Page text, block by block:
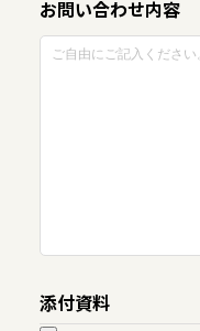
お問い合わせ内容
添付資料